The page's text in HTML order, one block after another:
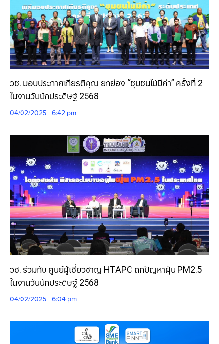
วช. มอบประกาศเกียรติคุณ ยกย่อง “ชุมชนไม้มีค่า” ครั้งที่ 2
ในงานวันนักประดิษฐ์ 2568
04/02/2025 | 6:42 pm
วช. ร่วมกับ ศูนย์ผู้เชี่ยวชาญ HTAPC ถกปัญหาฝุ่น PM2.5
ในงานวันนักประดิษฐ์ 2568
04/02/2025 | 6:04 pm